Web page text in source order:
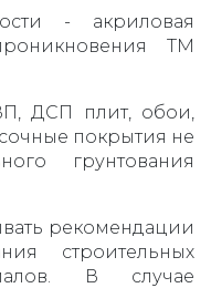
- акриловая
ТМ
ДСП плит, обои,
покрытия не
грунтования
рекомендации
строительных
В случае